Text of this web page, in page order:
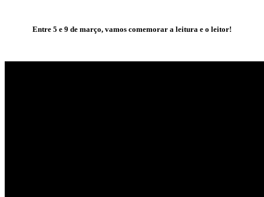
Entre 5 e 9 de março, vamos comemorar a leitura e o leitor!